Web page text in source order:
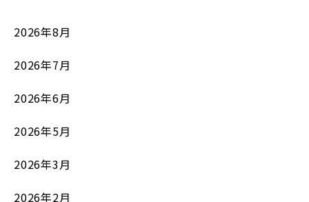
2026年8月
2026年7月
2026年6月
2026年5月
2026年3月
2026年2月